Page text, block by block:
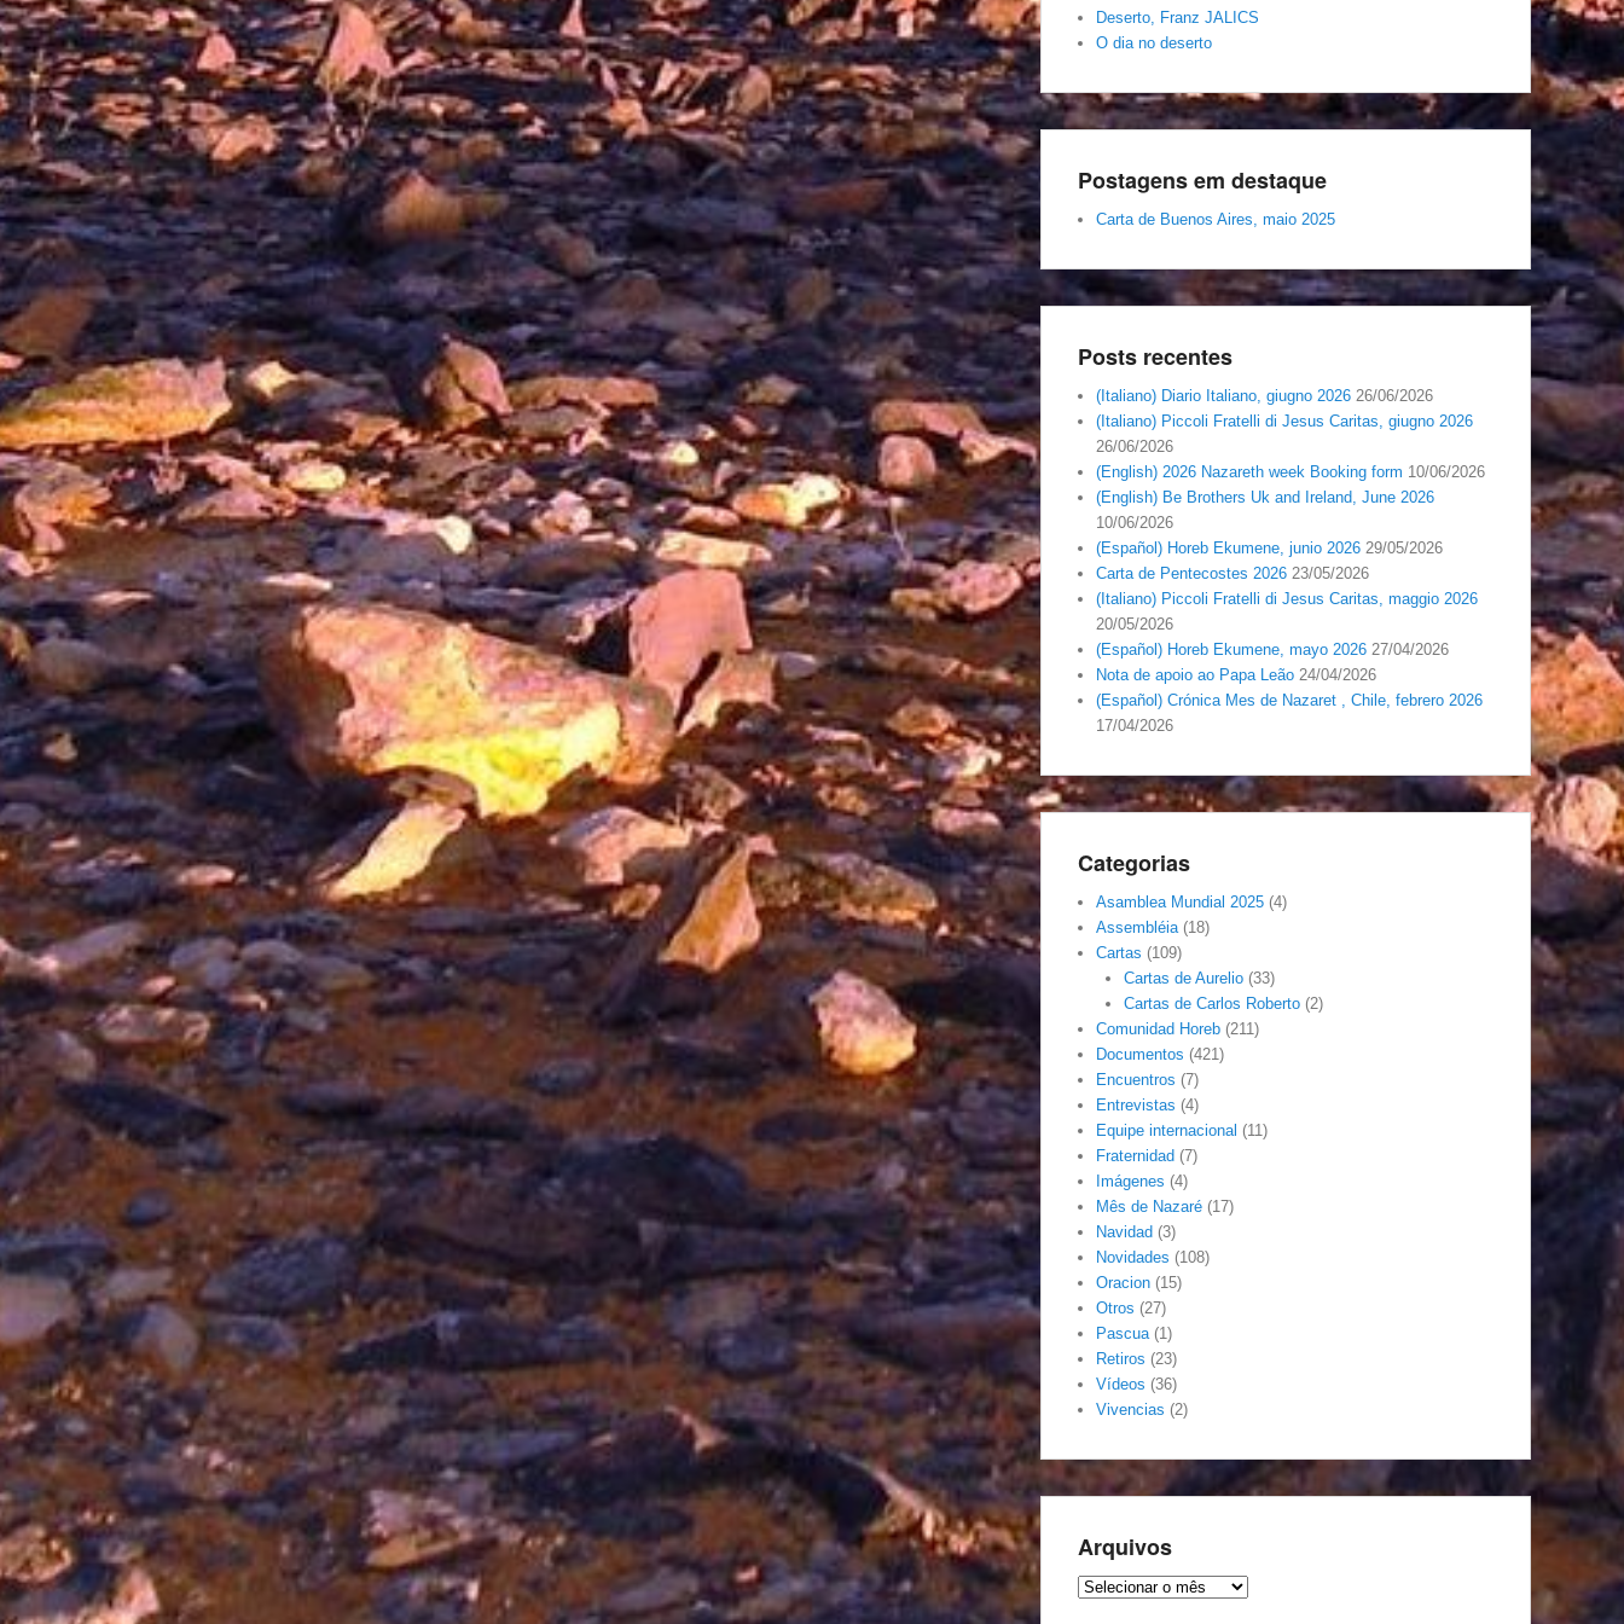
Deserto, Franz JALICS
O dia no deserto
Postagens em destaque
Carta de Buenos Aires, maio 2025
Posts recentes
(Italiano) Diario Italiano, giugno 2026 26/06/2026
(Italiano) Piccoli Fratelli di Jesus Caritas, giugno 2026
26/06/2026
(English) 2026 Nazareth week Booking form 10/06/2026
(English) Be Brothers Uk and Ireland, June 2026
10/06/2026
(Español) Horeb Ekumene, junio 2026 29/05/2026
Carta de Pentecostes 2026 23/05/2026
(Italiano) Piccoli Fratelli di Jesus Caritas, maggio 2026
20/05/2026
(Español) Horeb Ekumene, mayo 2026 27/04/2026
Nota de apoio ao Papa Leão 24/04/2026
(Español) Crónica Mes de Nazaret , Chile, febrero 2026
17/04/2026
Categorias
Asamblea Mundial 2025 (4)
Assembléia(18)
Cartas (109)
Cartas de Aurelio(33)
Cartas de Carlos Roberto(2)
Comunidad Horeb (211)
Documentos (421)
Encuentros (7)
Entrevistas (4)
Equipe internacional (11)
Fraternidad (7)
Imágenes (4)
Mês de Nazaré (17)
Navidad (3)
Novidades (108)
Oracion (15)
Otros (27)
Pascua(1)
Retiros (23)
Vídeos (36)
Vivencias (2)
Arquivos
Arquivos